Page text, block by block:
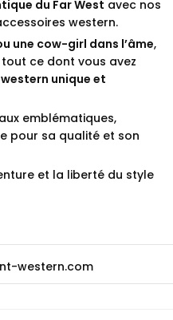
du Far West avec nos
western.
une cow-girl dans l’âme,
ce dont vous avez
unique et
emblématiques,
pour sa qualité et son
et la liberté du style